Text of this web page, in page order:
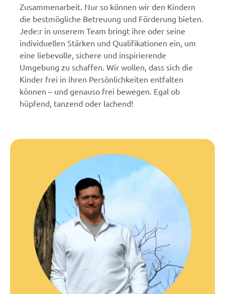
Zusammenarbeit. Nur so können wir den Kindern
die bestmögliche Betreuung und Förderung bieten.
Jede:r in unserem Team bringt ihre oder seine
individuellen Stärken und Qualifikationen ein, um
eine liebevolle, sichere und inspirierende
Umgebung zu schaffen. Wir wollen, dass sich die
Kinder frei in ihren Persönlichkeiten entfalten
können – und genauso frei bewegen. Egal ob
hüpfend, tanzend oder lachend!